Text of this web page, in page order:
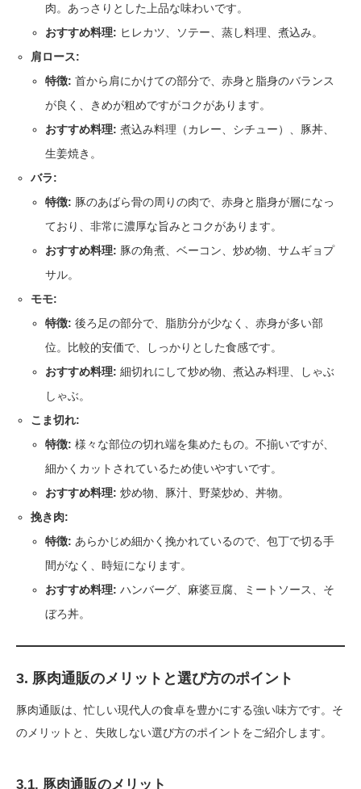
肉。あっさりとした上品な味わいです。
おすすめ料理: ヒレカツ、ソテー、蒸し料理、煮込み。
肩ロース:
特徴: 首から肩にかけての部分で、赤身と脂身のバランス
が良く、きめが粗めですがコクがあります。
おすすめ料理: 煮込み料理（カレー、シチュー）、豚丼、
生姜焼き。
バラ:
特徴: 豚のあばら骨の周りの肉で、赤身と脂身が層になっ
ており、非常に濃厚な旨みとコクがあります。
おすすめ料理: 豚の角煮、ベーコン、炒め物、サムギョプ
サル。
モモ:
特徴: 後ろ足の部分で、脂肪分が少なく、赤身が多い部
位。比較的安価で、しっかりとした食感です。
おすすめ料理: 細切れにして炒め物、煮込み料理、しゃぶ
しゃぶ。
こま切れ:
特徴: 様々な部位の切れ端を集めたもの。不揃いですが、
細かくカットされているため使いやすいです。
おすすめ料理: 炒め物、豚汁、野菜炒め、丼物。
挽き肉:
特徴: あらかじめ細かく挽かれているので、包丁で切る手
間がなく、時短になります。
おすすめ料理: ハンバーグ、麻婆豆腐、ミートソース、そ
ぼろ丼。
3. 豚肉通販のメリットと選び方のポイント
豚肉通販は、忙しい現代人の食卓を豊かにする強い味方です。そ
のメリットと、失敗しない選び方のポイントをご紹介します。
3.1. 豚肉通販のメリット